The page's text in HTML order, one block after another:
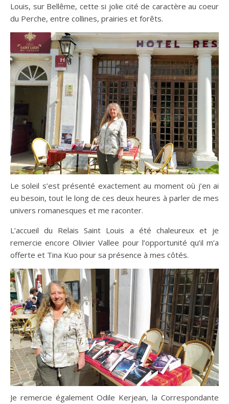
Louis, sur Bellême, cette si jolie cité de caractère au coeur
du Perche, entre collines, prairies et forêts.
Le soleil s’est présenté exactement au moment où j’en ai
eu besoin, tout le long de ces deux heures à parler de mes
univers romanesques et me raconter.
L’accueil du Relais Saint Louis a été chaleureux et je
remercie encore Olivier Vallee pour l’opportunité qu’il m’a
offerte et Tina Kuo pour sa présence à mes côtés.
Je remercie également Odile Kerjean, la Correspondante